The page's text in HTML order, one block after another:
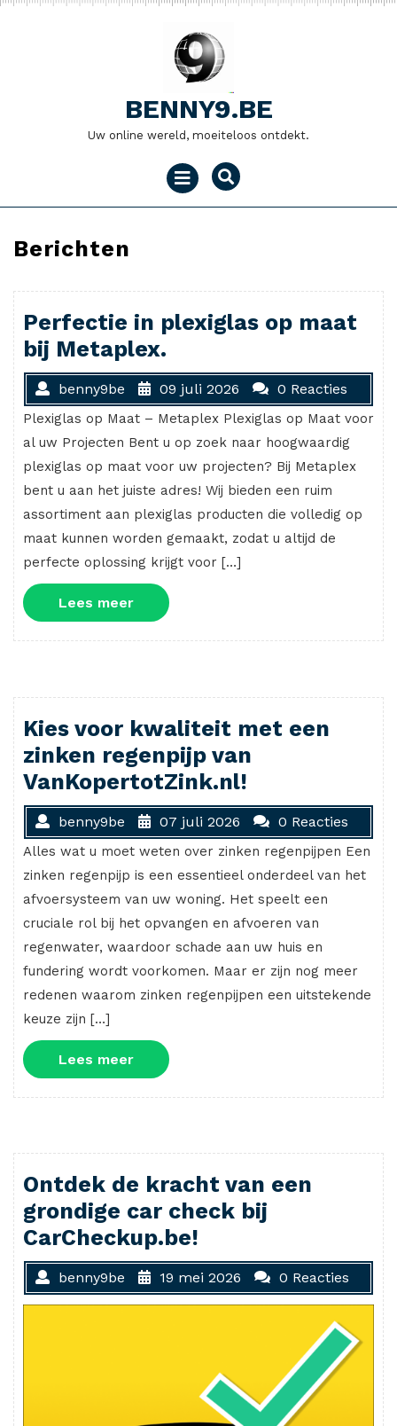
Naar
BENNY9.BE
Uw online wereld, moeiteloos ontdekt.
Menu
openen
Berichten
Perfectie in plexiglas op maat
bij Metaplex.
benny9be 09 juli 2026 0 Reacties
Plexiglas op Maat – Metaplex Plexiglas op Maat voor
al uw Projecten Bent u op zoek naar hoogwaardig
plexiglas op maat voor uw projecten? Bij Metaplex
bent u aan het juiste adres! Wij bieden een ruim
assortiment aan plexiglas producten die volledig op
maat kunnen worden gemaakt, zodat u altijd de
perfecte oplossing krijgt voor […]
Lees meerLees
meer
Kies voor kwaliteit met een
zinken regenpijp van
VanKopertotZink.nl!
benny9be 07 juli 2026 0 Reacties
Alles wat u moet weten over zinken regenpijpen Een
zinken regenpijp is een essentieel onderdeel van het
afvoersysteem van uw woning. Het speelt een
cruciale rol bij het opvangen en afvoeren van
regenwater, waardoor schade aan uw huis en
fundering wordt voorkomen. Maar er zijn nog meer
redenen waarom zinken regenpijpen een uitstekende
keuze zijn […]
Lees meerLees
meer
Ontdek de kracht van een
grondige car check bij
CarCheckup.be!
benny9be 19 mei 2026 0 Reacties